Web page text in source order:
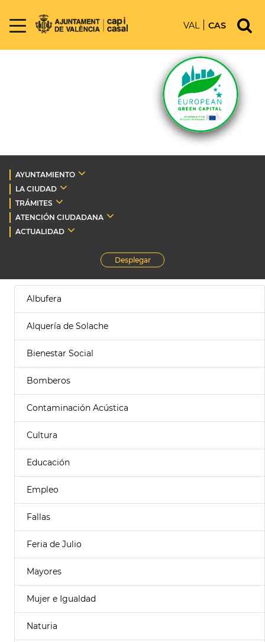
VAL CAS
AYUNTAMIENTO
LA CIUDAD
TRÁMITES
ATENCIÓN CIUDADANA
ACTUALIDAD
Desplegar
Albufera
Alquería de Solache
Bienestar Social
Bomberos
Contaminación Acústica
Cultura
Educación
Empleo
Fallas
Feria de Julio
Mayores
Mujer e Igualdad
Naturia